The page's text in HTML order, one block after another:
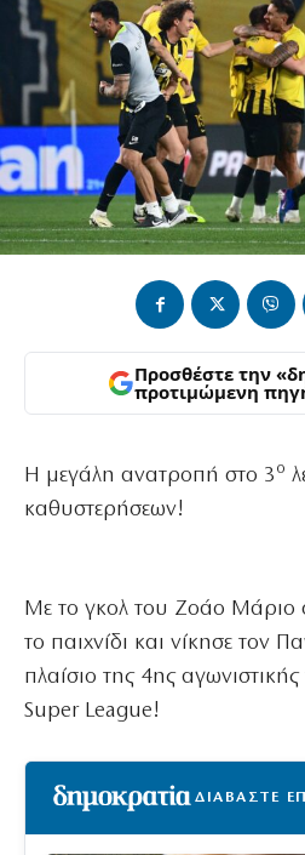
Προσθέστε την
προτιμώμενη
Η μεγάλη ανατροπή στο 3 ο
καθυστερήσεων!
Με το γκολ του Ζοάο Μάριο
το παιχνίδι και νίκησε τον
πλαίσιο της 4ης
Super League!
ΔΙΑΒΑΣΤΕ